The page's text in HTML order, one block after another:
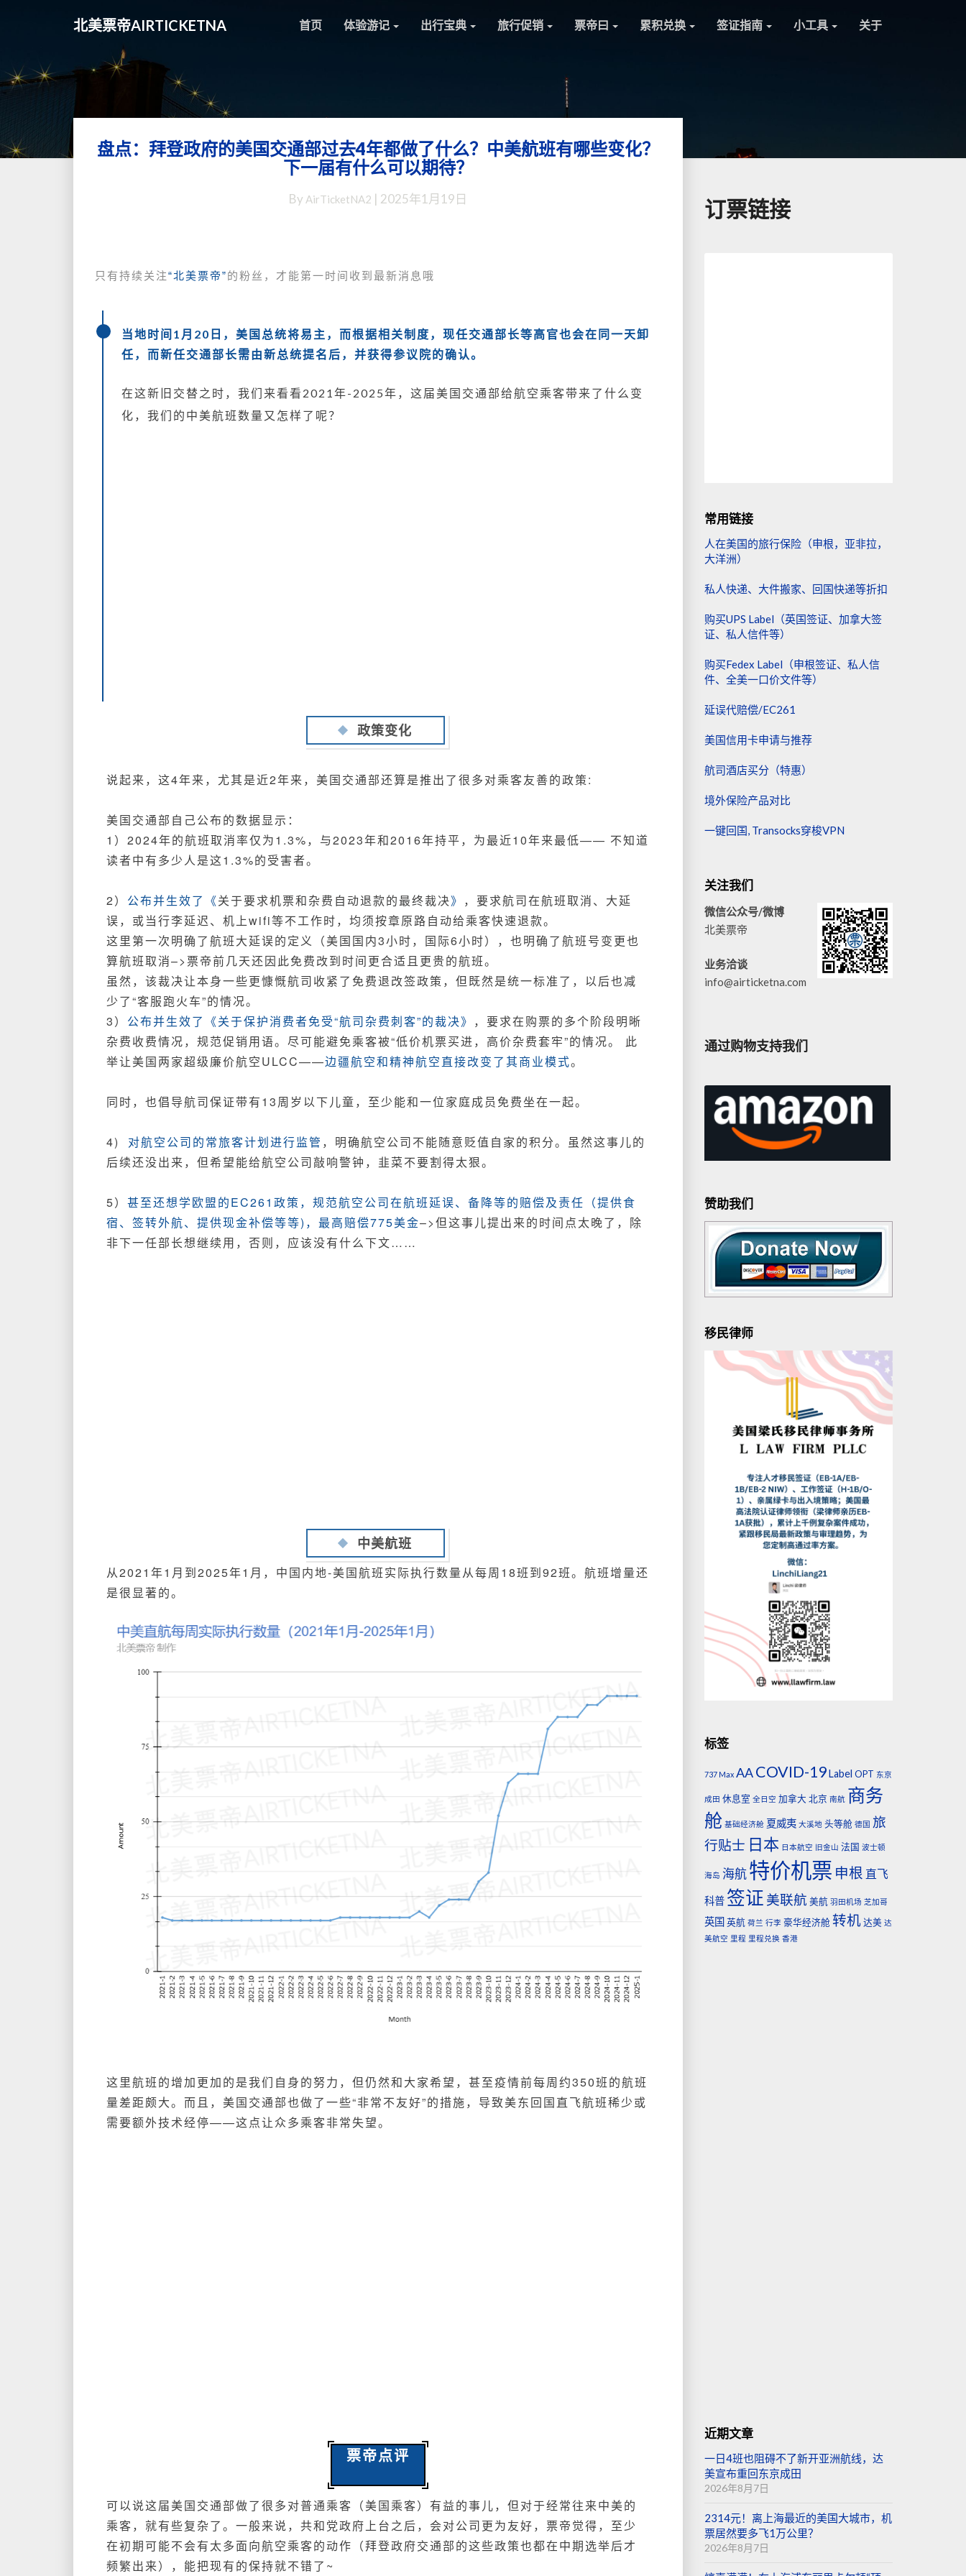
北美票帝AIRTICKETNA 首页 体验游记 出行宝典 旅行促销 票帝曰 累积兑换 签证指南 小工具 关于
盘
点：
登
美
通
部
过
4
届
有
么
待？
盘点：拜登政府的美国交通部过去4年都做了什么？中美航班有哪些变化？
下一届有什么可以期待？
By AirTicketNA2 2025年1月19日
只有持续关注“北美票帝”的粉丝，才能第一时间收到最新消息哦
当地时间1月20日，美国总统将易主，而根据相关制度，现任交通部长等高官也会在同一天卸
任，而新任交通部长需由新总统提名后，并获得参议院的确认。
在这新旧交替之时，我们来看看2021年-2025年，这届美国交通部给航空乘客带来了什么变
化，我们的中美航班数量又怎样了呢？
政策变化
说起来，这4年来，尤其是近2年来，美国交通部还算是推出了很多对乘客友善的政策:
美国交通部自己公布的数据显示：
1）2024年的航班取消率仅为1.3%，与2023年和2016年持平，为最近10年来最低—— 不知道
读者中有多少人是这1.3%的受害者。
2） 公布并生效了《关于要求机票和杂费自动退款的最终裁决》 ，要求航司在航班取消、大延
误，或当行李延迟、机上wifi等不工作时，均须按章原路自动给乘客快速退款。
这里第一次明确了航班大延误的定义（美国国内3小时，国际6小时），也明确了航班号变更也
算航班取消–>票帝前几天还因此免费改到时间更合适且更贵的航班。
虽然，该裁决让本身一些更慷慨航司收紧了免费退改签政策，但既然是统一标准了，以后也减
少了“客服跑火车”的情况。
3） 公布并生效了《关于保护消费者免受“航司杂费刺客”的裁决》 ，要求在购票的多个阶段明晰
杂费收费情况，规范促销用语。尽可能避免乘客被“低价机票买进，高价杂费套牢”的情况。 此
举让美国两家超级廉价航空ULCC——边疆航空和精神航空直接改变了其商业模式。
同时，也倡导航司保证带有13周岁以下儿童，至少能和一位家庭成员免费坐在一起。
4) 对航空公司的常旅客计划进行监管 ，明确航空公司不能随意贬值自家的积分。虽然这事儿的
后续还没出来，但希望能给航空公司敲响警钟，韭菜不要割得太狠。
5） 甚至还想学欧盟的EC261政策，规范航空公司在航班延误、备降等的赔偿及责任（提供食
宿、签转外航、提供现金补偿等等)，最高赔偿775美金–>但这事儿提出来的时间点太晚了，除
非下一任部长想继续用，否则，应该没有什么下文……
中美航班
从2021年1月到2025年1月，中国内地-美国航班实际执行数量从每周18班到92班。航班增量还
是很显著的。
这里航班的增加更加的是我们自身的努力，但仍然和大家希望，甚至疫情前每周约350班的航班
量差距颇大。而且，美国交通部也做了一些“非常不友好”的措施，导致美东回国直飞航班稀少或
需要额外技术经停——这点让众多乘客非常失望。
票帝点评
可以说这届美国交通部做了很多对普通乘客（美国乘客）有益的事儿，但对于经常往来中美的
乘客，就有些复杂了。 一般来说，共和党政府上台之后，会对公司更为友好，票帝觉得，至少
在初期可能不会有太多面向航空乘客的动作（拜登政府交通部的这些政策也都在中期选举后才
频繁出来），能把现有的保持就不错了~
订票链接
常用链接
人在美国的旅行保险（申根，亚非拉，
大洋洲）
私人快递、大件搬家、回国快递等折扣
购买UPS Label（英国签证、加拿大签
证、私人信件等）
购买Fedex Label（申根签证、私人信
件、全美一口价文件等）
延误代赔偿/EC261
美国信用卡申请与推荐
航司酒店买分（特惠）
境外保险产品对比
一键回国, Transocks穿梭VPN
关注我们
微信公众号/微博
北美票帝
业务洽谈
info@airticketna.com
通过购物支持我们
赞助我们
移民律师
标签
737 Max AA COVID-19 Label OPT 东京
成田 休息室 全日空 加拿大 北京 南航 商务
舱 基础经济舱 夏威夷 大溪地 头等舱 德国 旅
行贴士 日本 日本航空 旧金山 法国 波士顿
海岛 海航 特价机票 申根 直飞
科普 签证 美联航 美航 羽田机场 芝加哥
英国 英航 荷兰 行李 豪华经济舱 转机 达美 达
美航空 里程 里程兑换 香港
近期文章
一日4班也阻碍不了新开亚洲航线，达
美宣布重回东京成田
2026年8月7日
2314元！离上海最近的美国大城市，机
票居然要多飞1万公里？
2026年8月7日